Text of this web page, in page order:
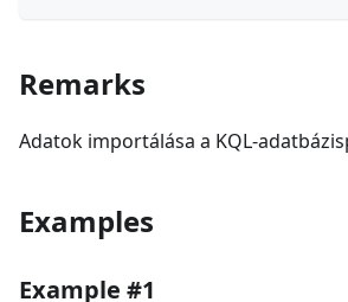
Remarks
Adatok importálása a KQL-
Examples
Example #1